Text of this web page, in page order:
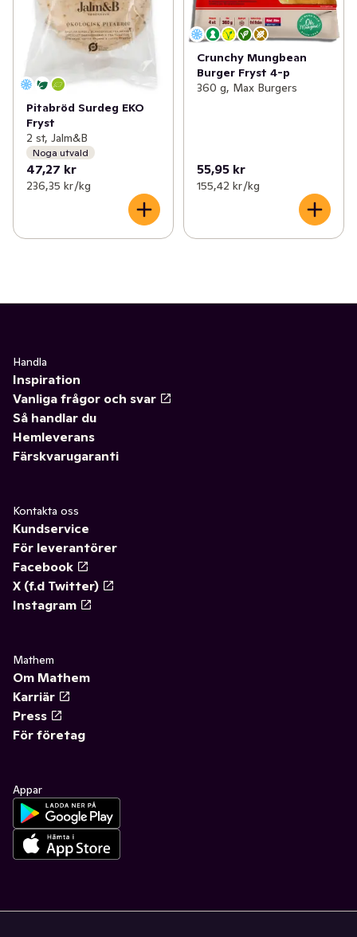
Pitabröd Surdeg EKO
Fryst
2 st, Jalm&B
Noga utvald
47,27 kr
236,35 kr /kg
Crunchy Mungbean
Burger Fryst 4-p
360 g, Max Burgers
55,95 kr
155,42 kr /kg
Handla
Inspiration
Vanliga frågor och svar
Så handlar du
Hemleverans
Färskvarugaranti
Kontakta oss
Kundservice
För leverantörer
Facebook
X (f.d Twitter)
Instagram
Mathem
Om Mathem
Karriär
Press
För företag
Appar